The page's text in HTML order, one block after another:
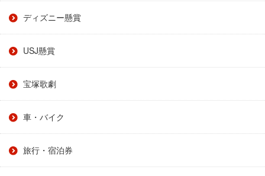
ディズニー懸賞
USJ懸賞
宝塚歌劇
車・バイク
旅行・宿泊券